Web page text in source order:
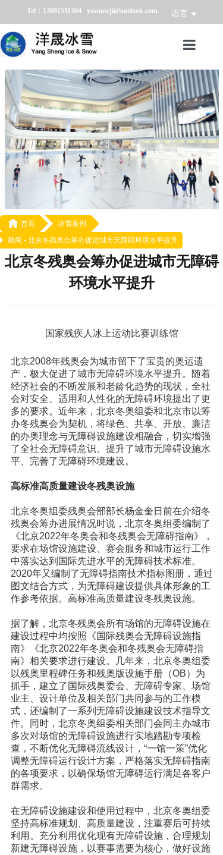
Tel：13691511384 yssnowji@outlook.com 语言
首页
冰雪产品
冰雪业务
冰雪案例
冰雪新闻
 首页
冰雪案例
新闻 - 北京冬残奥会筹办促进城市无障碍环境水平提升
北京冬残奥会筹办促进城市无障碍
环境水平提升
国家残疾人冰上运动比赛训练馆
北京2008年残奥会为城市留下了宝贵的奥运遗
产，极大促进了城市无障碍环境水平提升。随着
经济社会的不断发展和老龄化趋势的现状，全社
会对安全、适用和人性化的无障碍环境提出了更
多的要求。近年来，北京冬奥组委和北京市以筹
办冬残奥会为契机，将绿色、共享、开放、廉洁
的办奥理念与无障碍设施建设相融合，切实增强
了全社会无障碍意识、提升了城市无障碍设施水
平、完善了无障碍环境建设。
高标准高质量建设冬残奥设施
北京冬奥组委残奥会部部长杨金奎日前在介绍冬
残奥会筹办进展情况时说，北京冬奥组委编制了
《北京2022年冬奥会和冬残奥会无障碍指南》，
要求在场馆设施建设、赛会服务和城市运行工作
中落实达到国际先进水平的无障碍技术标准。
2020年又编制了无障碍指南技术指标图册，通过
图文结合方式，为无障碍建设提供具体形象的工
作参考依据。高标准高质量建设冬残奥设施。
据了解，北京冬残奥会所有场馆的无障碍设施在
建设过程中均按照《国际残奥会无障碍设施指
南》《北京2022年冬奥会和冬残奥会无障碍指
南》相关要求进行建设。几年来，北京冬奥组委
以残奥里程碑任务和残奥版设施手册（OB）为
抓手，建立了国际残奥委会、无障碍专家、场馆
业主、设计单位及相关部门共同参与的工作模
式，还编制了一系列无障碍设施建设技术指导文
件。同时，北京冬奥组委相关部门会同主办城市
多次对场馆的无障碍设施进行实地踏勘专项检
查，不断优化无障碍流线设计，“一馆一策”优化
调整无障碍运行设计方案，严格落实无障碍指南
的各项要求，以确保场馆无障碍运行满足各客户
群需求。
在无障碍设施建设和使用过程中，北京冬奥组委
坚持高标准规划、高质量建设，注重赛后可持续
利用。充分利用优化现有无障碍设施，合理规划
新建无障碍设施，以赛事需要为核心，做好设施